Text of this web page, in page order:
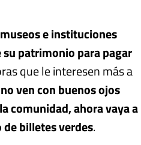
e instituciones
patrimonio para pagar
que le interesen más a
ven con buenos ojos
comunidad, ahora vaya a
billetes verdes.